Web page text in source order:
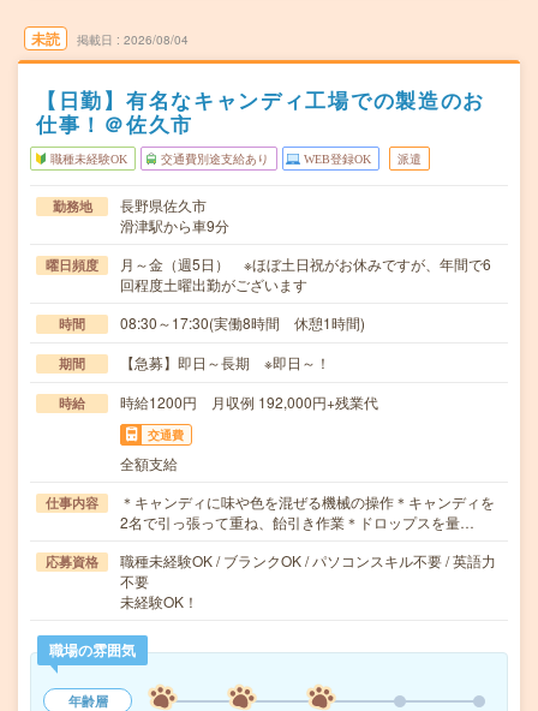
未読 掲載日 2026/08/04
【日勤】有名なキャンディ工場での製造のお
仕事！＠佐久市
職種未経験OK 交通費別途支給あり WEB登録OK 派遣
勤務地
長野県佐久市
滑津駅から車9分
曜日頻度
月～金（週5日） ※ほぼ土日祝がお休みですが、年間で6
回程度土曜出勤がございます
時間 08:30～17:30(実働8時間 休憩1時間)
期間 【急募】即日～長期 ※即日～！
時給 時給1200円 月収例 192,000円+残業代
交通費
全額支給
仕事内容
＊キャンディに味や色を混ぜる機械の操作＊キャンディを
2名で引っ張って重ね、飴引き作業＊ドロップスを量…
応募資格
職種未経験OK / ブランクOK / パソコンスキル不要 / 英語力
不要
未経験OK！
職場の雰囲気
年齢層